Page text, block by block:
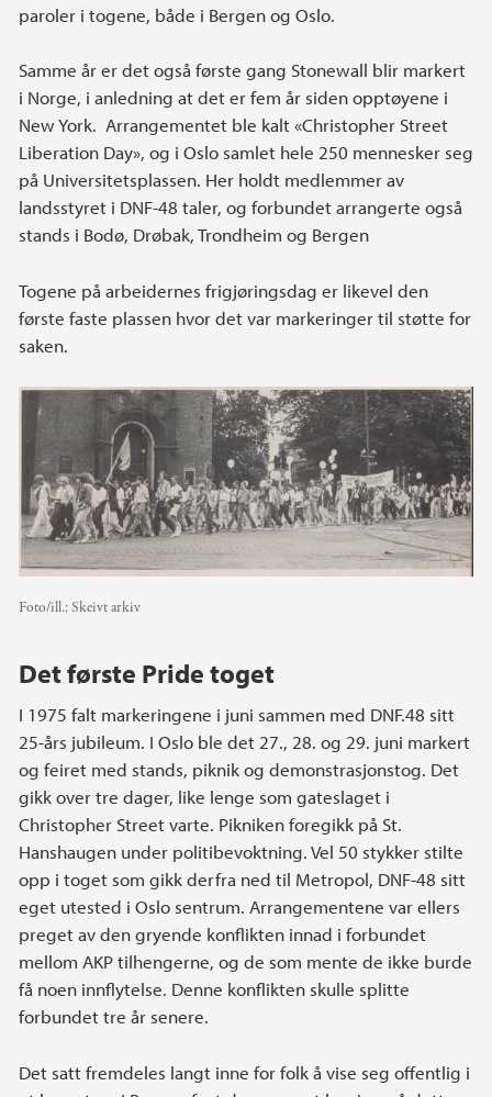
paroler i togene, både i Bergen og Oslo.
Samme år er det også første gang Stonewall blir markert
i Norge, i anledning at det er fem år siden opptøyene i
New York. Arrangementet ble kalt «Christopher Street
Liberation Day», og i Oslo samlet hele 250 mennesker seg
på Universitetsplassen. Her holdt medlemmer av
landsstyret i DNF-48 taler, og forbundet arrangerte også
stands i Bodø, Drøbak, Trondheim og Bergen
Togene på arbeidernes frigjøringsdag er likevel den
første faste plassen hvor det var markeringer til støtte for
saken.
Foto/ill.:Skeivt arkiv
Det første Pride toget
I 1975 falt markeringene i juni sammen med DNF.48 sitt
25-års jubileum. I Oslo ble det 27., 28. og 29. juni markert
og feiret med stands, piknik og demonstrasjonstog. Det
gikk over tre dager, like lenge som gateslaget i
Christopher Street varte. Pikniken foregikk på St.
Hanshaugen under politibevoktning. Vel 50 stykker stilte
opp i toget som gikk derfra ned til Metropol, DNF-48 sitt
eget utested i Oslo sentrum. Arrangementene var ellers
preget av den gryende konflikten innad i forbundet
mellom AKP tilhengerne, og de som mente de ikke burde
få noen innflytelse. Denne konflikten skulle splitte
forbundet tre år senere.
Det satt fremdeles langt inne for folk å vise seg offentlig i